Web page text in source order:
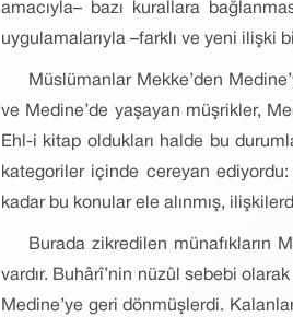
amacıyla– bazı kurallara
uygulamalarıyla –farklı ve yeni ilişki
Müslümanlar Mekke’den
ve Medine’de yaşayan müşrikler,
Ehl-i kitap oldukları halde bu
kategoriler içinde cereyan
kadar bu konular ele alınmış,
Burada zikredilen münafıkların
vardır. Buhârî’nin nüzûl sebebi
Medine’ye geri dönmüşlerdi.